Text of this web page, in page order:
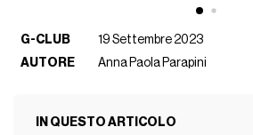
G-CLUB
19 Settembre 2023
AUTORE
Anna Paola Parapini
IN QUESTO ARTICOLO